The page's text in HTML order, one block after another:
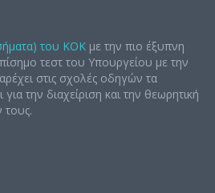
του ΚΟΚ με την πιο έξυπνη
τεστ του Υπουργείου με την
στις σχολές οδηγών τα
την διαχείριση και την θεωρητική
τους.